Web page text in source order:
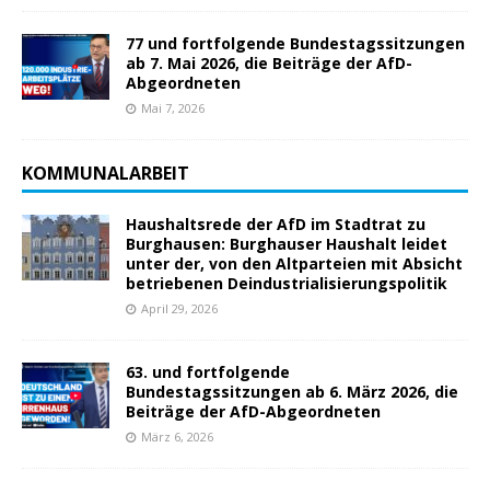
77 und fortfolgende Bundestagssitzungen
ab 7. Mai 2026, die Beiträge der AfD-
Abgeordneten
Mai 7, 2026
KOMMUNALARBEIT
Haushaltsrede der AfD im Stadtrat zu
Burghausen: Burghauser Haushalt leidet
unter der, von den Altparteien mit Absicht
betriebenen Deindustrialisierungspolitik
April 29, 2026
63. und fortfolgende
Bundestagssitzungen ab 6. März 2026, die
Beiträge der AfD-Abgeordneten
März 6, 2026